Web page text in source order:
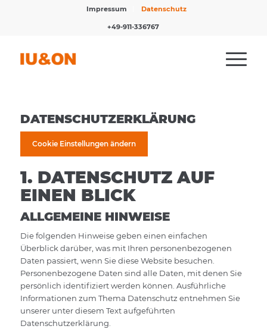
Impressum Datenschutz
+49-911-336767
DATENSCHUTZERKLÄRUNG
Cookie Einstellungen ändern
1. DATENSCHUTZ AUF
EINEN BLICK
ALLGEMEINE HINWEISE
Die folgenden Hinweise geben einen einfachen
Überblick darüber, was mit Ihren personenbezogenen
Daten passiert, wenn Sie diese Website besuchen.
Personenbezogene Daten sind alle Daten, mit denen Sie
persönlich identifiziert werden können. Ausführliche
Informationen zum Thema Datenschutz entnehmen Sie
unserer unter diesem Text aufgeführten
Datenschutzerklärung.